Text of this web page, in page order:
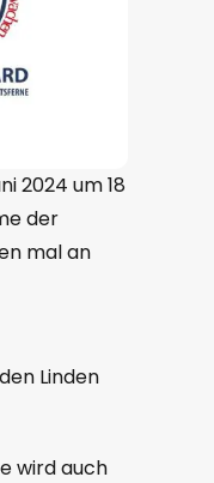
2024 um 18
der
mal an
Linden
wird auch